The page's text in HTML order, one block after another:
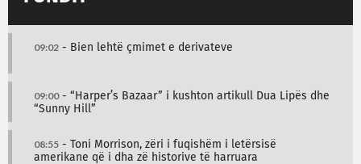
09:02 - Bien lehtë çmimet e derivateve
09:00- “Harper’s Bazaar” i kushton artikull Dua Lipës dhe
“Sunny Hill”
08:55 - Toni Morrison, zëri i fuqishëm i letërsisë
amerikane që i dha zë historive të harruara